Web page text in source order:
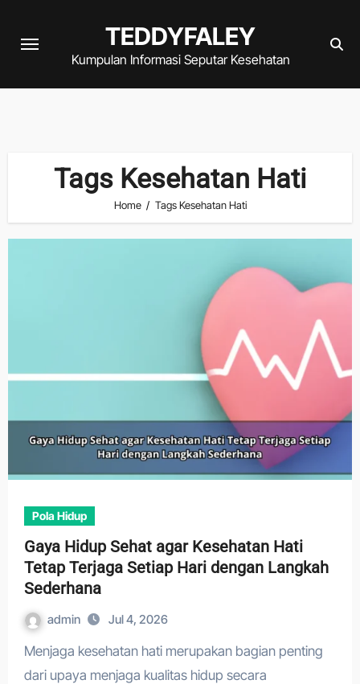
TEDDYFALEY
Kumpulan Informasi Seputar Kesehatan
Tags Kesehatan Hati
Home Tags Kesehatan Hati
Pola Hidup
Gaya Hidup Sehat agar Kesehatan Hati
Tetap Terjaga Setiap Hari dengan Langkah
Sederhana
admin Jul 4, 2026
Menjaga kesehatan hati merupakan bagian penting
dari upaya menjaga kualitas hidup secara